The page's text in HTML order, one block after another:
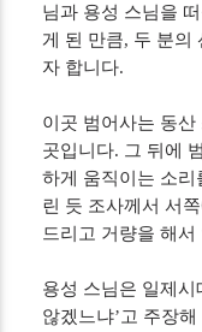
님과 용성 스님을
게 된 만큼, 두 분의
자 합니다.
이곳 범어사는 동
곳입니다. 그 뒤에
하게 움직이는 소
린 듯 조사께서 서
드리고 거량을 해
용성 스님은 일제
않겠느냐’고 주장